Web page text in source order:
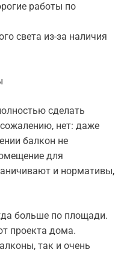
работы по
света из-за наличия
сделать
нет: даже
балкон не
для
и нормативы,
больше по площади.
проекта дома.
так и очень